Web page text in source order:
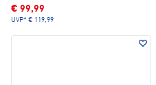
€ 99,99
UVP* € 119,99